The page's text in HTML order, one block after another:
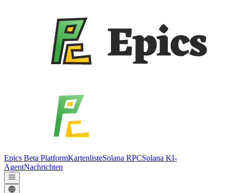
Epics Beta PlatformKartenlisteSolana RPCSolana KI-
AgentNachrichten